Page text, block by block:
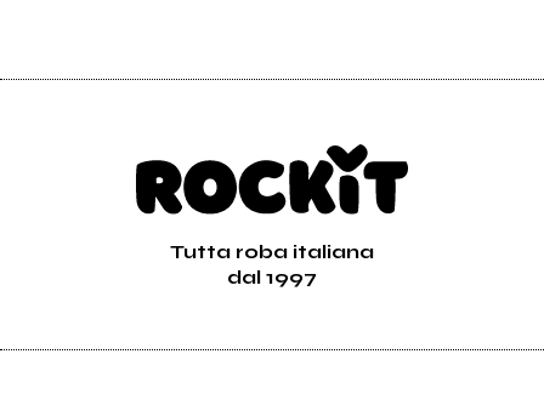
Tutta roba italiana
dal 1997